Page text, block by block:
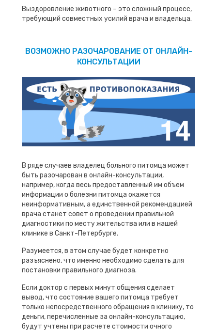
Выздоровление животного – это сложный процесс,
требующий совместных усилий врача и владельца.
ВОЗМОЖНО РАЗОЧАРОВАНИЕ ОТ ОНЛАЙН-
КОНСУЛЬТАЦИИ
В ряде случаев владелец больного питомца может
быть разочарован в онлайн-консультации,
например, когда весь предоставленный им объем
информации о болезни питомца окажется
неинформативным, а единственной рекомендацией
врача станет совет о проведении правильной
диагностики по месту жительства или в нашей
клинике в Санкт-Петербурге.
Разумеется, в этом случае будет конкретно
разъяснено, что именно необходимо сделать для
постановки правильного диагноза.
Если доктор с первых минут общения сделает
вывод, что состояние вашего питомца требует
только непосредственного обращения в клинику, то
деньги, перечисленные за онлайн-консультацию,
будут учтены при расчете стоимости очного